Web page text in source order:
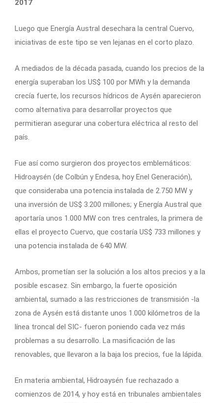
2017
Luego que Energía Austral desechara la central Cuervo,
iniciativas de este tipo se ven lejanas en el corto plazo.
A mediados de la década pasada, cuando los precios de la
energía superaban los US$ 100 por MWh y la demanda
crecía fuerte, los recursos hídricos de Aysén aparecieron
como alternativa para desarrollar proyectos que
permitieran asegurar una cobertura eléctrica al resto del
país.
Fue así como surgieron dos proyectos emblemáticos:
Hidroaysén (de Colbún y Endesa, hoy Enel Generación),
que consideraba una potencia instalada de 2.750 MW y
una inversión de US$ 3.200 millones; y Energía Austral que
aportaría unos 1.000 MW con tres centrales, la primera de
ellas el proyecto Cuervo, que costaría US$ 733 millones y
una potencia instalada de 640 MW.
Ambos, prometían ser la solución a los altos precios y a la
posible escasez. Sin embargo, la fuerte oposición
ambiental, sumado a las restricciones de transmisión -la
zona de Aysén está distante unos 1.000 kilómetros de la
línea troncal del SIC- fueron poniendo cada vez más
problemas a su desarrollo. La masificación de las
renovables, que llevaron a la baja los precios, fue la lápida.
En materia ambiental, Hidroaysén fue rechazado a
comienzos de 2014, y hoy está en tribunales ambientales